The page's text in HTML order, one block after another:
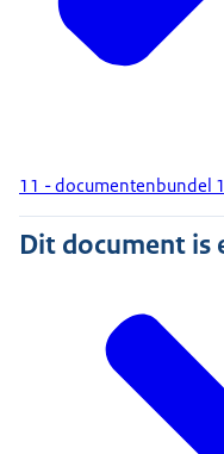
11 - documentenbundel
Dit document is